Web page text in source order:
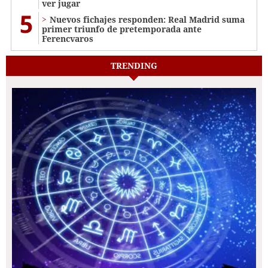
ver jugar
5
Nuevos fichajes responden: Real Madrid suma
primer triunfo de pretemporada ante
Ferencvaros
TRENDING